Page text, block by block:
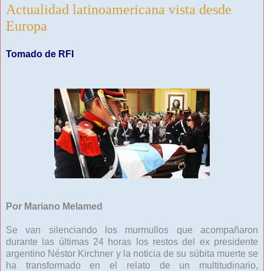
Actualidad latinoamericana vista desde
Europa
Tomado de RFI
Por Mariano Melamed
Se van silenciando los murmullos que acompañaron
durante las últimas 24 horas los restos del ex presidente
argentino Néstor Kirchner y la noticia de su súbita muerte se
ha transformado en el relato de un multitudinario,